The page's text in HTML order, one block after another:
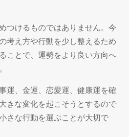
つけるものではありません。今
考え方や行動を少し整えるため
ことで、運勢をより良い方向へ
運、金運、恋愛運、健康運を確
きな変化を起こそうとするので
さな行動を選ぶことが大切で